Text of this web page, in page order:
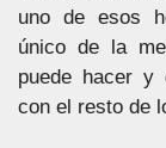
uno de esos
único de la
puede hacer y
con el resto de